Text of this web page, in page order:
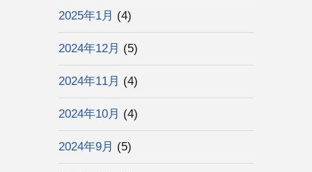
2025年1月 (4)
2024年12月 (5)
2024年11月 (4)
2024年10月 (4)
2024年9月 (5)